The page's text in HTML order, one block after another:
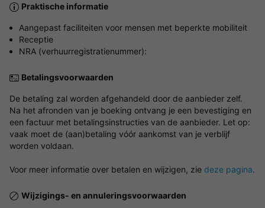
Praktische informatie
Aangepast faciliteiten voor mensen met beperkte mobiliteit
Receptie
NRA (verhuurregistratienummer):
Betalingsvoorwaarden
De betaling zal worden afgehandeld door de aanbieder zelf.
Na het afronden van je boeking ontvang je een bevestiging en
een factuur met betalingsinstructies van de aanbieder. Let op:
vaak moet de (aan)betaling vóór aankomst van je verblijf
worden voldaan.
Voor meer informatie over betalen en wijzigen, zie deze pagina.
Wijzigings- en annuleringsvoorwaarden